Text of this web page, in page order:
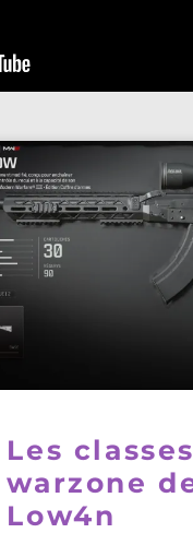
Les classes
warzone
Low4n